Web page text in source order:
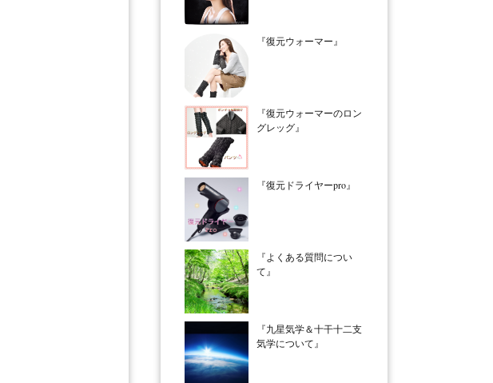
『復元ウォーマー』
『復元ウォーマーのロン
グレッグ』
『復元ドライヤーpro』
『よくある質問につい
て』
『九星気学＆十干十二支
気学について』